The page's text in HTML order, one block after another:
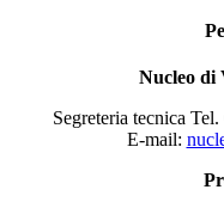
Nucleo di
Segreteria tecnica
E-mail: